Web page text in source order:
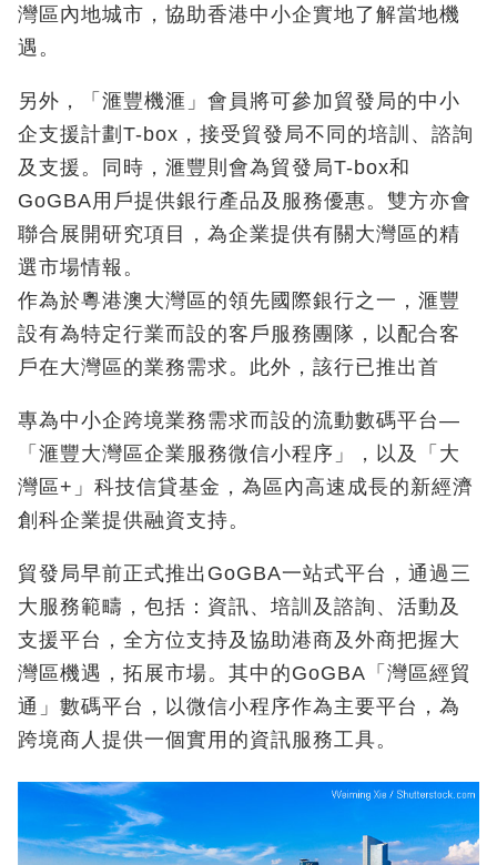
灣區內地城市，協助香港中小企實地了解當地機
遇。
另外，「滙豐機滙」會員將可參加貿發局的中小
企支援計劃T-box，接受貿發局不同的培訓、諮詢
及支援。同時，滙豐則會為貿發局T-box和
GoGBA用戶提供銀行產品及服務優惠。雙方亦會
聯合展開研究項目，為企業提供有關大灣區的精
選市場情報。
作為於粵港澳大灣區的領先國際銀行之一，滙豐
設有為特定行業而設的客戶服務團隊，以配合客
戶在大灣區的業務需求。此外，該行已推出首
專為中小企跨境業務需求而設的流動數碼平台—
「滙豐大灣區企業服務微信小程序」，以及「大
灣區+」科技信貸基金，為區內高速成長的新經濟
創科企業提供融資支持。
貿發局早前正式推出GoGBA一站式平台，通過三
大服務範疇，包括：資訊、培訓及諮詢、活動及
支援平台，全方位支持及協助港商及外商把握大
灣區機遇，拓展市場。其中的GoGBA「灣區經貿
通」數碼平台，以微信小程序作為主要平台，為
跨境商人提供一個實用的資訊服務工具。